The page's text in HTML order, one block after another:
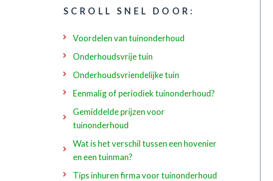
SCROLL SNEL DOOR:
Voordelen van tuinonderhoud
Onderhoudsvrije tuin
Onderhoudsvriendelijke tuin
Eenmalig of periodiek tuinonderhoud?
Gemiddelde prijzen voor
tuinonderhoud
Wat is het verschil tussen een hovenier
en een tuinman?
Tips inhuren firma voor tuinonderhoud